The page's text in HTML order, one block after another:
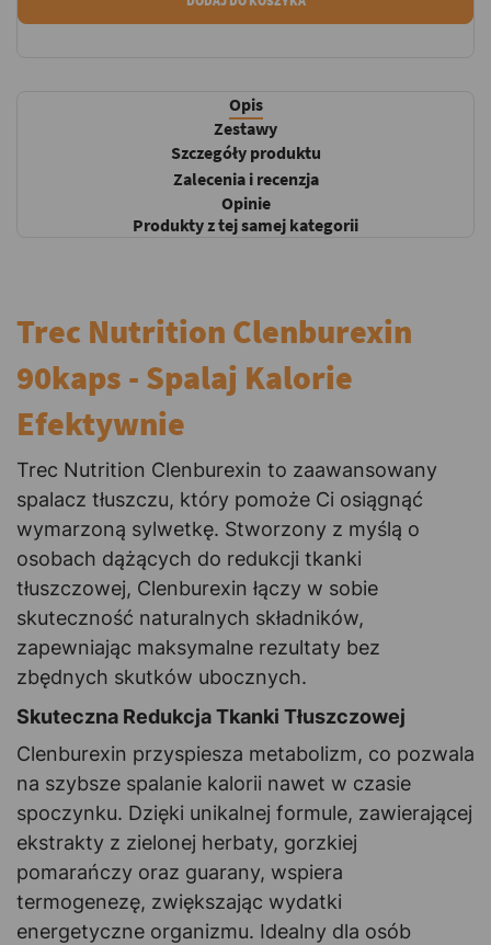
Opis
Zestawy
Szczegóły produktu
Zalecenia i recenzja
Opinie
Produkty z tej samej kategorii
Trec Nutrition Clenburexin
90kaps - Spalaj Kalorie
Efektywnie
Trec Nutrition Clenburexin to zaawansowany
spalacz tłuszczu, który pomoże Ci osiągnąć
wymarzoną sylwetkę. Stworzony z myślą o
osobach dążących do redukcji tkanki
tłuszczowej, Clenburexin łączy w sobie
skuteczność naturalnych składników,
zapewniając maksymalne rezultaty bez
zbędnych skutków ubocznych.
Skuteczna Redukcja Tkanki Tłuszczowej
Clenburexin przyspiesza metabolizm, co pozwala
na szybsze spalanie kalorii nawet w czasie
spoczynku. Dzięki unikalnej formule, zawierającej
ekstrakty z zielonej herbaty, gorzkiej
pomarańczy oraz guarany, wspiera
termogenezę, zwiększając wydatki
energetyczne organizmu. Idealny dla osób